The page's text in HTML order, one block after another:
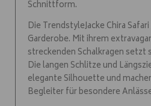
Schnittform.
Die TrendstyleJacke Chira
Garderobe. Mit ihrem
streckenden Schalkragen setzt
Die langen Schlitze und
elegante Silhouette und
Begleiter für besondere